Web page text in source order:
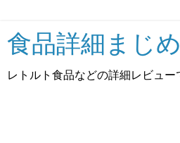
食品詳細まじ
レトルト食品などの詳細レビュー